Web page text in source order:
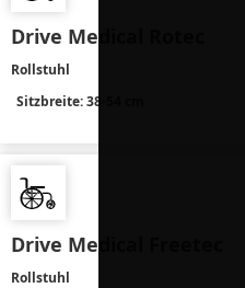
Drive Medical Rotec
Rollstuhl
Sitzbreite: 38-54 cm
Drive Medical Freetec
Rollstuhl